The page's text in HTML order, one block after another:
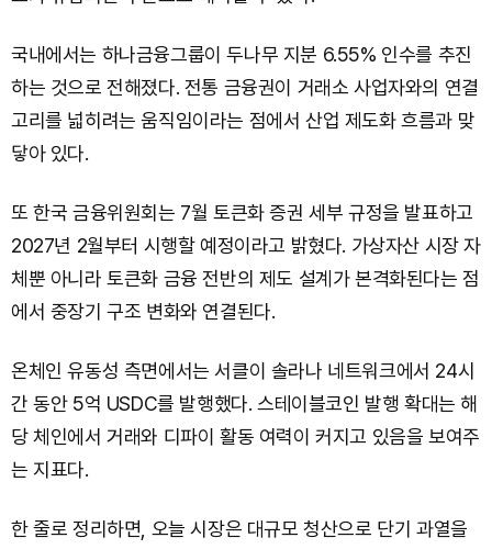
국내에서는 하나금융그룹이 두나무 지분 6.55% 인수를 추진
하는 것으로 전해졌다. 전통 금융권이 거래소 사업자와의 연결
고리를 넓히려는 움직임이라는 점에서 산업 제도화 흐름과 맞
닿아 있다.
또 한국 금융위원회는 7월 토큰화 증권 세부 규정을 발표하고
2027년 2월부터 시행할 예정이라고 밝혔다. 가상자산 시장 자
체뿐 아니라 토큰화 금융 전반의 제도 설계가 본격화된다는 점
에서 중장기 구조 변화와 연결된다.
온체인 유동성 측면에서는 서클이 솔라나 네트워크에서 24시
간 동안 5억 USDC를 발행했다. 스테이블코인 발행 확대는 해
당 체인에서 거래와 디파이 활동 여력이 커지고 있음을 보여주
는 지표다.
한 줄로 정리하면, 오늘 시장은 대규모 청산으로 단기 과열을